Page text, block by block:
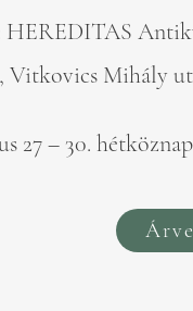
HEREDITAS
Vitkovics Mihály
27 – 30.